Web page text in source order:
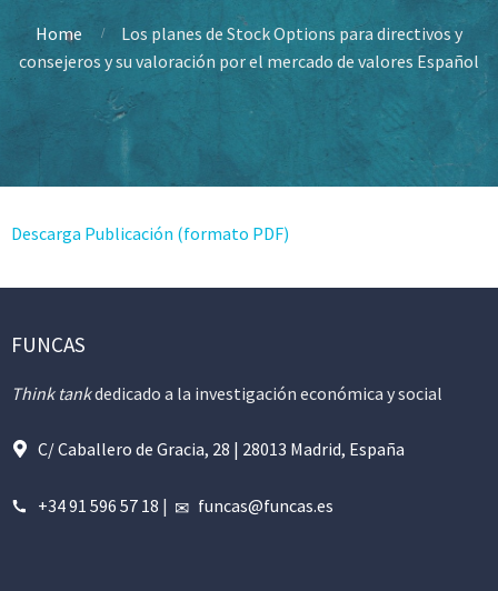
Home
Los planes de Stock Options para directivos y
consejeros y su valoración por el mercado de valores Español
Descarga Publicación (formato PDF)
FUNCAS
Think tankdedicado a la investigación económica y social
C/ Caballero de Gracia, 28 | 28013 Madrid, España
+34 91 596 57 18 | funcas@funcas.es